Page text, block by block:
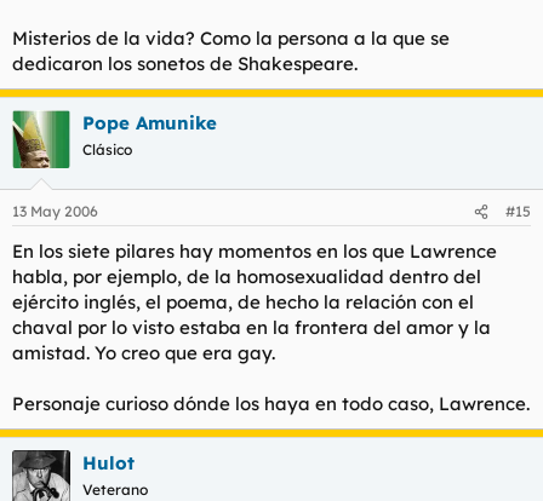
Misterios de la vida? Como la persona a la que se
dedicaron los sonetos de Shakespeare.
Pope Amunike
Clásico
13 May 2006 #15
En los siete pilares hay momentos en los que Lawrence
habla, por ejemplo, de la homosexualidad dentro del
ejército inglés, el poema, de hecho la relación con el
chaval por lo visto estaba en la frontera del amor y la
amistad. Yo creo que era gay.
Personaje curioso dónde los haya en todo caso, Lawrence.
Hulot
Veterano